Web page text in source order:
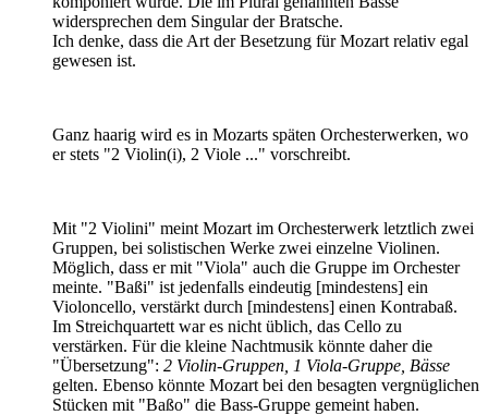
widersprechen dem Singular der Bratsche.
Ich denke, dass die Art der Besetzung für Mozart relativ egal
gewesen ist.
Ganz haarig wird es in Mozarts späten Orchesterwerken, wo
er stets "2 Violin(i), 2 Viole ..." vorschreibt.
Mit "2 Violini" meint Mozart im Orchesterwerk letztlich zwei
Gruppen, bei solistischen Werke zwei einzelne Violinen.
Möglich, dass er mit "Viola" auch die Gruppe im Orchester
meinte. "Baßi" ist jedenfalls eindeutig [mindestens] ein
Violoncello, verstärkt durch [mindestens] einen Kontrabaß.
Im Streichquartett war es nicht üblich, das Cello zu
verstärken. Für die kleine Nachtmusik könnte daher die
"Übersetzung": 2 Violin-Gruppen, 1 Viola-Gruppe, Bässe
gelten. Ebenso könnte Mozart bei den besagten vergnüglichen
Stücken mit "Baßo" die Bass-Gruppe gemeint haben.